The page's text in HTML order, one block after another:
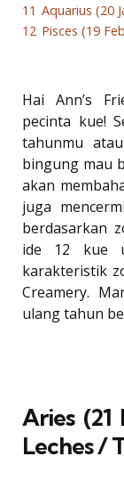
11 Aquarius (20
12 Pisces (19
Hai Ann’s
pecinta kue!
tahunmu
bingung mau
akan
juga
berdasarkan
ide 12 kue
karakteristik
Creamery.
ulang tahun
Aries
Leches /